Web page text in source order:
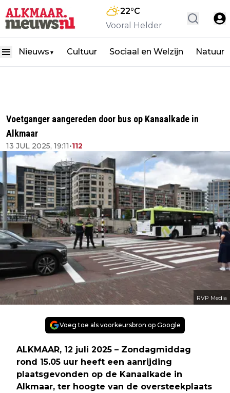
22°C
Vooral Helder
Nieuws ▼ Cultuur Sociaal en Welzijn Natuur
Voetganger aangereden door bus op Kanaalkade in
Alkmaar
13 JUL 2025, 19:11•112
RVP Media
Voeg toe als voorkeursbron op Google
ALKMAAR, 12 juli 2025 – Zondagmiddag
rond 15.05 uur heeft een aanrijding
plaatsgevonden op de Kanaalkade in
Alkmaar, ter hoogte van de oversteekplaats